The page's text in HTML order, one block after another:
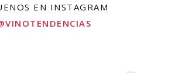
EN INSTAGRAM